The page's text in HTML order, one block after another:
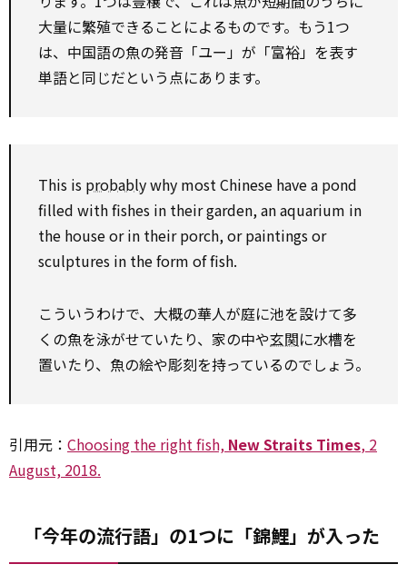
大量に繁殖できることによるものです。もう1つ
は、中国語の魚の発音「ユー」が「富裕」を表す
単語と同じだという点にあります。
This is probablywhy most Chinese have a pond
filled with fishes in their garden, an aquarium in
the house or in their porch, or paintings or
sculptures in the form of fish.
こういうわけで、大概の華人が庭に池を設けて多
くの魚を泳がせていたり、家の中や玄関に水槽を
置いたり、魚の絵や彫刻を持っているのでしょう。
引用元： Choosing the right fish, New Straits Times, 2
August, 2018.
「今年の流行語」の1つに「錦鯉」が入った